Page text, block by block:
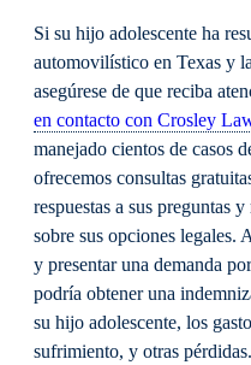
Si su hijo adolescente ha
automovilístico en Texas y
asegúrese de que reciba
en contacto con Crosley
manejado cientos de casos
ofrecemos consultas
respuestas a sus preguntas
sobre sus opciones
y presentar una demanda
podría obtener una
su hijo adolescente, los
sufrimiento, y otras pérdidas.